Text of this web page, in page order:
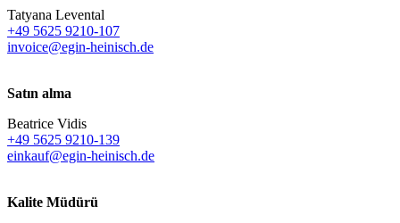
Tatyana Levental
+49 5625 9210-107
invoice@egin-heinisch.de
Satın alma
Beatrice Vidis
+49 5625 9210-139
einkauf@egin-heinisch.de
Kalite Müdürü